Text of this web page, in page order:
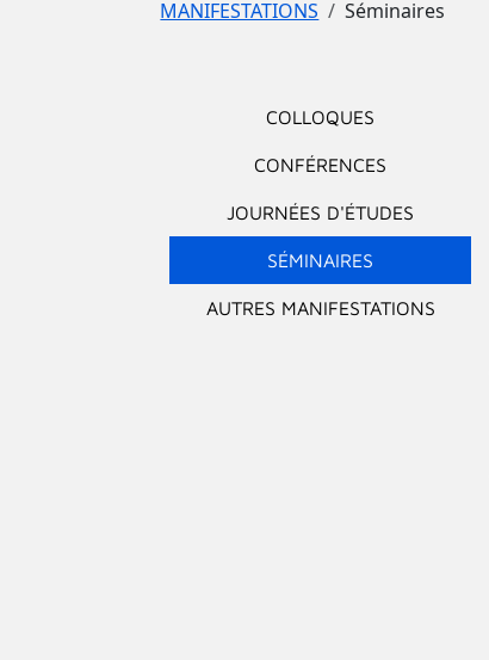
Fil d'Ariane
MANIFESTATIONS Séminaires
Menu principal
COLLOQUES
CONFÉRENCES
JOURNÉES D'ÉTUDES
SÉMINAIRES
AUTRES MANIFESTATIONS